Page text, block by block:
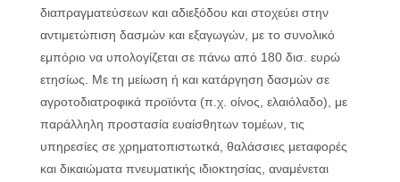
διαπραγματεύσεων και αδιεξόδου και στοχεύει στην
αντιμετώπιση δασμών και εξαγωγών, με το συνολικό
εμπόριο να υπολογίζεται σε πάνω από 180 δισ. ευρώ
ετησίως. Με τη μείωση ή και κατάργηση δασμών σε
αγροτοδιατροφικά προϊόντα (π.χ. οίνος, ελαιόλαδο), με
παράλληλη προστασία ευαίσθητων τομέων, τις
υπηρεσίες σε χρηματοπιστωτκά, θαλάσσιες μεταφορές
και δικαιώματα πνευματικής ιδιοκτησίας, αναμένεται